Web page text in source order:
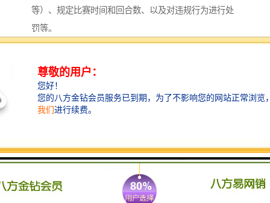
等）、规定比赛时间和回合数、以及对违规行为进行处
罚等。
3. 多样的技术和风格：栅格斗涵盖了多种不同的格斗技
术和风格，包括拳击、摔跤、巴西柔术、泰拳、跆拳道
等。参与者可以根据自己的技能和偏好选择适合自己的
格斗风格，并将其应用于比赛中。
常进行体能训练和技术训练，以提高自己的格斗能力和
5. 策略和智慧：栅格斗不仅仅是一场体力对抗，还需要